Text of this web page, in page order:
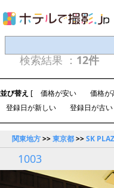
検索結果 ： 12件
並び替え [ 価格が安い 価格が
登録日が新しい
登録日が古い
関東地方>>東京都>>SK
1003